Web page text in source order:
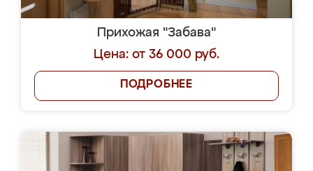
Прихожая "Забава"
Цена: от 36 000 руб.
ПОДРОБНЕЕ